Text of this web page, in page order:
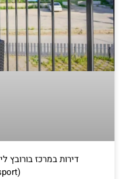
דירות במרכז בורובץ
(Borosport)